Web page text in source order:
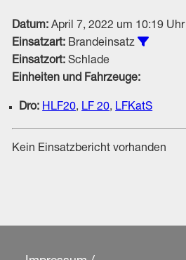
Datum: April 7, 2022 um 10:19 Uhr
Einsatzart: Brandeinsatz
Einsatzort: Schlade
Einheiten und Fahrzeuge:
Dro: HLF20, LF 20, LFKatS
Kein Einsatzbericht vorhanden